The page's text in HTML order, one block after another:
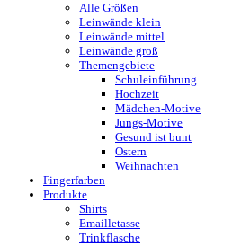
Alle Größen
Leinwände klein
Leinwände mittel
Leinwände groß
Themengebiete
Schuleinführung
Hochzeit
Mädchen-Motive
Jungs-Motive
Gesund ist bunt
Ostern
Weihnachten
Fingerfarben
Produkte
Shirts
Emailletasse
Trinkflasche